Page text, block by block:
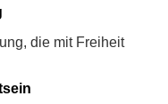
die mit Freiheit